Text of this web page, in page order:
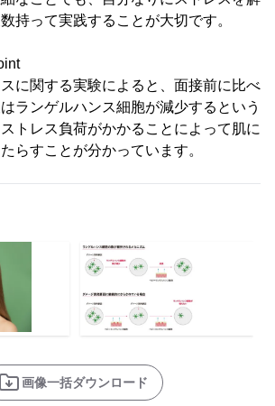
持って実践することが大切です。
に関する実験によると、面接前に比べ
ランゲルハンス細胞が減少するという
トレス負荷がかかることによって肌に
らすことが分かっています。
画像一括ダウンロード